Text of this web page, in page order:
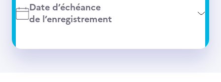
Date d’échéance
de l’enregistrement